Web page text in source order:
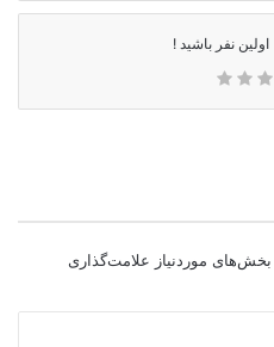
اولین نفر باشید !
بخش‌های موردنیاز علامت‌گذاری